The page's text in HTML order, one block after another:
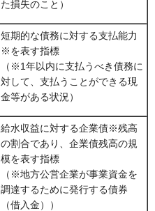
た損失のこと）
短期的な債務に対する支払能力
※を表す指標
（※1年以内に支払うべき債務に
対して、支払うことができる現
金等がある状況）
給水収益に対する企業債※残高
の割合であり、企業債残高の規
模を表す指標
（※地方公営企業が事業資金を
調達するために発行する債券
（借入金））